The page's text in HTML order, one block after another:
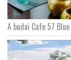
A budai Cafe 57